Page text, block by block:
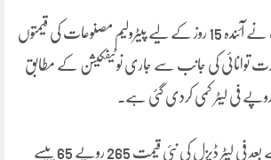
اسلام آباد:وفاقی حکومت نے آئندہ 15 روز کے لیے پیٹرولیم مصنوعات کی قیمتوں
توانائی کی جانب سے جاری نوٹیفکیشن کے مطابق
14 روپے فی لیٹر کمی کے بعد فی لیٹر ڈیزل کی نئی قیمت 265 روپے 65 پیسے